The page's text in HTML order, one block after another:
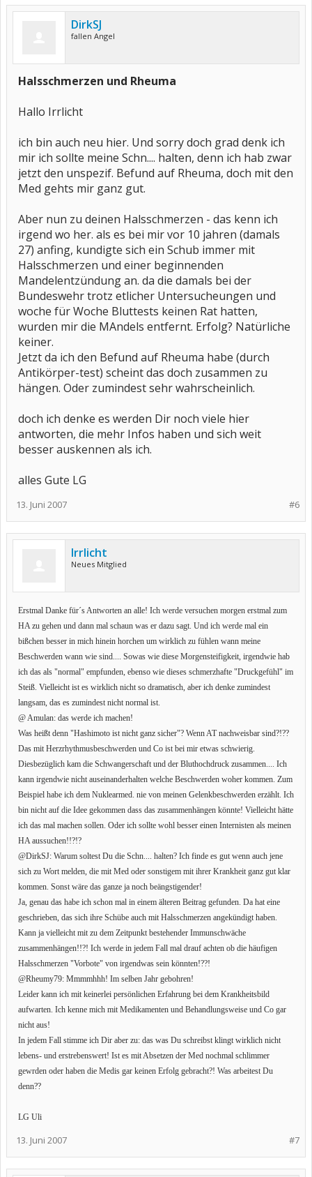
DirkSJ
fallen Angel
Halsschmerzen und Rheuma
Hallo Irrlicht
ich bin auch neu hier. Und sorry doch grad denk ich
mir ich sollte meine Schn.... halten, denn ich hab zwar
jetzt den unspezif. Befund auf Rheuma, doch mit den
Med gehts mir ganz gut.
Aber nun zu deinen Halsschmerzen - das kenn ich
irgend wo her. als es bei mir vor 10 jahren (damals
27) anfing, kundigte sich ein Schub immer mit
Halsschmerzen und einer beginnenden
Mandelentzündung an. da die damals bei der
Bundeswehr trotz etlicher Untersucheungen und
woche für Woche Bluttests keinen Rat hatten,
wurden mir die MAndels entfernt. Erfolg? Natürliche
keiner.
Jetzt da ich den Befund auf Rheuma habe (durch
Antikörper-test) scheint das doch zusammen zu
hängen. Oder zumindest sehr wahrscheinlich.
doch ich denke es werden Dir noch viele hier
antworten, die mehr Infos haben und sich weit
besser auskennen als ich.
alles Gute LG
#6
13. Juni 2007
Irrlicht
Neues Mitglied
Erstmal Danke für´s Antworten an alle! Ich werde versuchen morgen erstmal zum
HA zu gehen und dann mal schaun was er dazu sagt. Und ich werde mal ein
bißchen besser in mich hinein horchen um wirklich zu fühlen wann meine
Beschwerden wann wie sind.... Sowas wie diese Morgensteifigkeit, irgendwie hab
ich das als "normal" empfunden, ebenso wie dieses schmerzhafte "Druckgefühl" im
Steiß. Vielleicht ist es wirklich nicht so dramatisch, aber ich denke zumindest
langsam, das es zumindest nicht normal ist.
@ Amulan: das werde ich machen!
Was heißt denn "Hashimoto ist nicht ganz sicher"? Wenn AT nachweisbar sind?!??
Das mit Herzrhythmusbeschwerden und Co ist bei mir etwas schwierig.
Diesbezüglich kam die Schwangerschaft und der Bluthochdruck zusammen.... Ich
kann irgendwie nicht auseinanderhalten welche Beschwerden woher kommen. Zum
Beispiel habe ich dem Nuklearmed. nie von meinen Gelenkbeschwerden erzählt. Ich
bin nicht auf die Idee gekommen dass das zusammenhängen könnte! Vielleicht hätte
ich das mal machen sollen. Oder ich sollte wohl besser einen Internisten als meinen
HA aussuchen!!?!?
@DirkSJ: Warum soltest Du die Schn.... halten? Ich finde es gut wenn auch jene
sich zu Wort melden, die mit Med oder sonstigem mit ihrer Krankheit ganz gut klar
kommen. Sonst wäre das ganze ja noch beängstigender!
Ja, genau das habe ich schon mal in einem älteren Beitrag gefunden. Da hat eine
geschrieben, das sich ihre Schübe auch mit Halsschmerzen angekündigt haben.
Kann ja vielleicht mit zu dem Zeitpunkt bestehender Immunschwäche
zusammenhängen!!?! Ich werde in jedem Fall mal drauf achten ob die häufigen
Halsschmerzen "Vorbote" von irgendwas sein könnten!??!
@Rheumy79: Mmmmhhh! Im selben Jahr gebohren!
Leider kann ich mit keinerlei persönlichen Erfahrung bei dem Krankheitsbild
aufwarten. Ich kenne mich mit Medikamenten und Behandlungsweise und Co gar
nicht aus!
In jedem Fall stimme ich Dir aber zu: das was Du schreibst klingt wirklich nicht
lebens- und erstrebenswert! Ist es mit Absetzen der Med nochmal schlimmer
gewrden oder haben die Medis gar keinen Erfolg gebracht?! Was arbeitest Du
denn??
LG Uli
#7
13. Juni 2007